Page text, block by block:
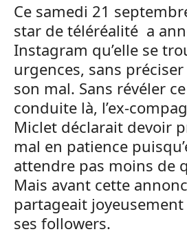
Ce samedi 21
star de téléréalité a
Instagram qu’elle se
urgences, sans préciser
son mal. Sans révéler
conduite là, l’ex-
Miclet déclarait devoir
mal en patience
attendre pas moins de
Mais avant cette
partageait joyeusement
ses followers.